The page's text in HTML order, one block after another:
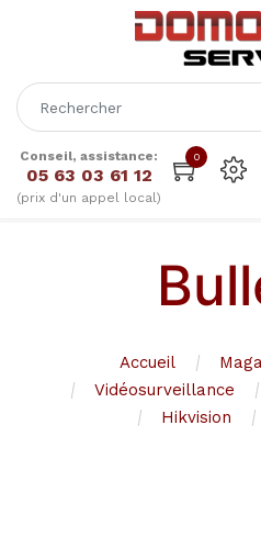
Conseil, assistance:
05 63 03 61 12
(prix d'un appel local)
0
Accueil
Vidéosurveillance
Hikvision